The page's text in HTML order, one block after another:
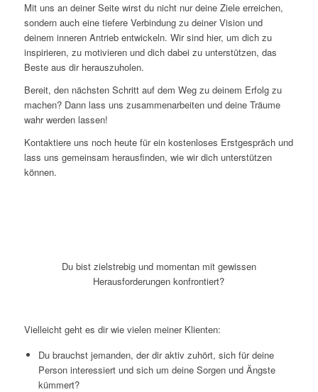
Mit uns an deiner Seite wirst du nicht nur deine Ziele erreichen,
sondern auch eine tiefere Verbindung zu deiner Vision und
deinem inneren Antrieb entwickeln. Wir sind hier, um dich zu
inspirieren, zu motivieren und dich dabei zu unterstützen, das
Beste aus dir herauszuholen.
Bereit, den nächsten Schritt auf dem Weg zu deinem Erfolg zu
machen? Dann lass uns zusammenarbeiten und deine Träume
wahr werden lassen!
Kontaktiere uns noch heute für ein kostenloses Erstgespräch und
lass uns gemeinsam herausfinden, wie wir dich unterstützen
können.
Du bist zielstrebig und momentan mit gewissen
Herausforderungen konfrontiert?
Vielleicht geht es dir wie vielen meiner Klienten:
Du brauchst jemanden, der dir aktiv zuhört, sich für deine
Person interessiert und sich um deine Sorgen und Ängste
kümmert?